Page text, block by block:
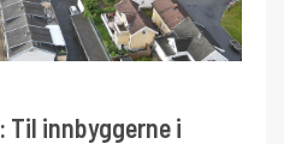
Til innbyggerne i